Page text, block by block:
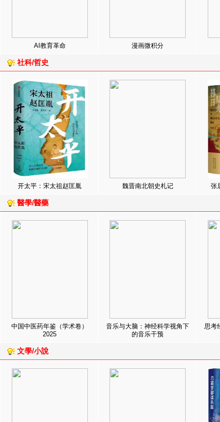
AI教育革命 漫画微积分
社科/哲史
开太平：宋太祖赵匡胤 魏晋南北朝史札记 张
醫學/醫藥
中国中医药年鉴（学术卷）
2025
音乐与大脑：神经科学视角下
的音乐干预
思考
文學/小說